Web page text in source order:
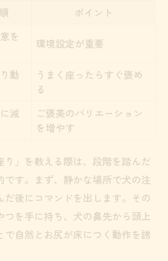
ド練習フローチャート
が覚えやすい声かけ例
間延長のコツと注意点
伸ばすお座り習慣化
が喜ぶご褒美の選び方
のタイミングを逃さない
と声のトーンのポイント
も続く習慣化テクニック
う待てトレーニング法
ポイント
を
環境設定が重要
動
うまく座ったらすぐ褒め
る
減
ご褒美のバリエーション
を増やす
り」を教える際は、段階を踏んだ
です。まず、静かな場所で犬の注
だ後にコマンドを出します。その
つを手に持ち、犬の鼻先から頭上
で自然とお尻が床につく動作を誘